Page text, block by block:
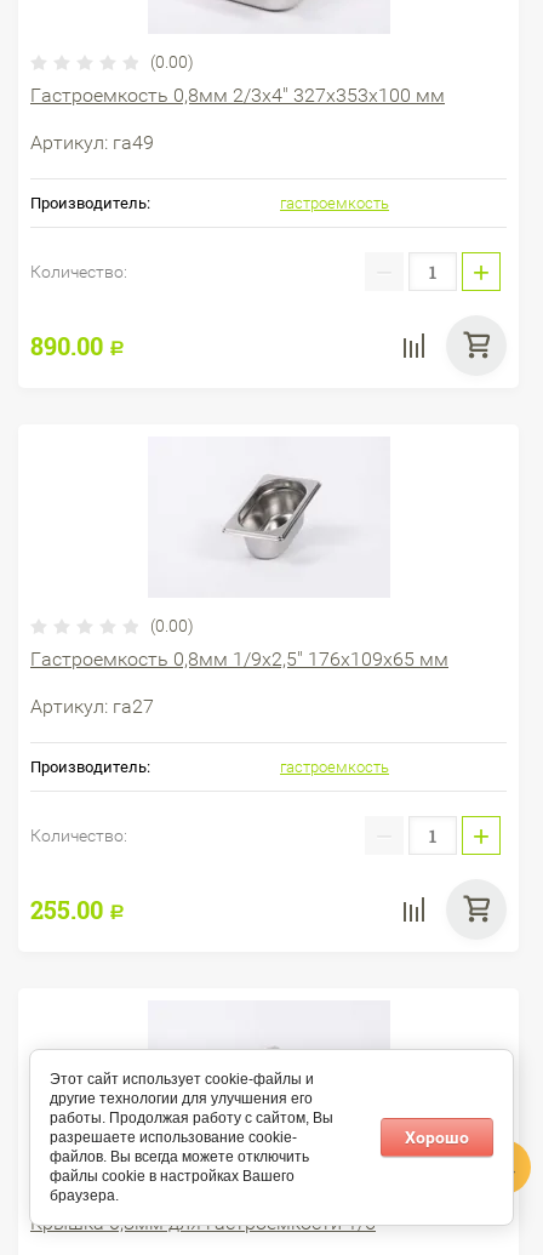
(0.00)
Гастроемкость 0,8мм 2/3х4" 327х353х100 мм
Артикул: га49
Производитель: гастроемкость
Количество: +
890.00 Р
(0.00)
Гастроемкость 0,8мм 1/9х2,5" 176х109х65 мм
Артикул: га27
Производитель: гастроемкость
Количество: +
255.00 Р
(0.00)
Крышка 0,8мм для гастроемкости 1/6
Этот сайт использует cookie-файлы и
другие технологии для улучшения его
работы. Продолжая работу с сайтом, Вы
разрешаете использование cookie-
файлов. Вы всегда можете отключить
файлы cookie в настройках Вашего
браузера.
Хорошо